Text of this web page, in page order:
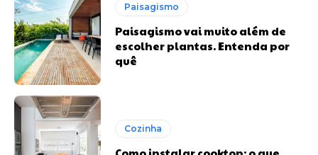
Paisagismo
Paisagismo vai muito além de
escolher plantas. Entenda por
quê
Cozinha